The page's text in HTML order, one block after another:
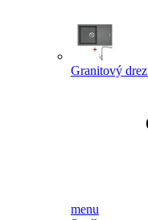
Granitový
menu